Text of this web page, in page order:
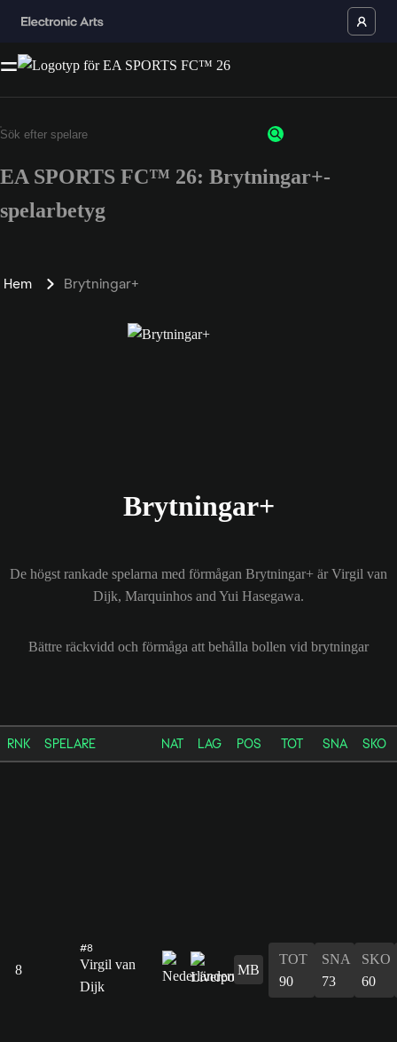
EA SPORTS FC™ 26: Brytningar+-
spelarbetyg
Hem Brytningar+
Brytningar+
De högst rankade spelarna med förmågan Brytningar+ är Virgil van
Dijk, Marquinhos and Yui Hasegawa.
Bättre räckvidd och förmåga att behålla bollen vid brytningar
RNK SPELARE NAT LAG POS TOT SNA SKO
8
#8
Virgil van
Dijk
MB
TOT
90
SNA
73
SKO
60